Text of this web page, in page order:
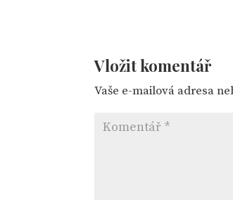
Vložit komentář
Vaše e-mailová adresa